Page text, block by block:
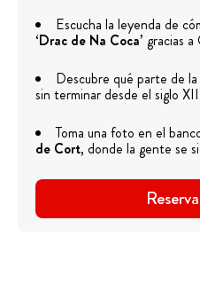
Escucha la leyenda de
‘Drac de Na Coca’ gracias
Descubre qué parte de la
sin terminar desde el siglo
Toma una foto en el
de Cort, donde la gente se